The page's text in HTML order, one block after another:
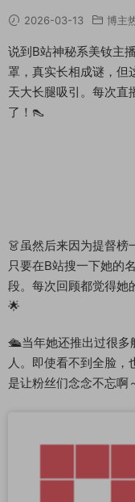
2026-03-13 博主
说到B站神秘系美钕主播
罩，真实长相成谜，但
天大长腿吸引。每次直
了！👠
👗虽然后来因为提督榜
只要在B站搜一下她的
段。每次回顾都觉得她
🌟
🛳️当年她还推出过很多
人。即使看不到全脸，
是让粉丝们念念不忘啊